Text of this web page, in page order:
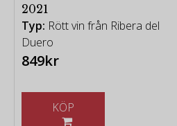
2021
Typ: Rött vin från Ribera del
Duero
849kr